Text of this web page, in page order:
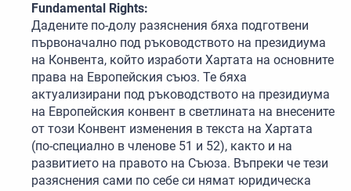
Fundamental Rights:
Дадените по-долу разяснения бяха подготвени
първоначално под ръководството на президиума
на Конвента, който изработи Хартата на основните
права на Европейския съюз. Те бяха
актуализирани под ръководството на президиума
на Европейския конвент в светлината на внесените
от този Конвент изменения в текста на Хартата
(по-специално в членове 51 и 52), както и на
развитието на правото на Съюза. Въпреки че тези
разяснения сами по себе си нямат юридическа